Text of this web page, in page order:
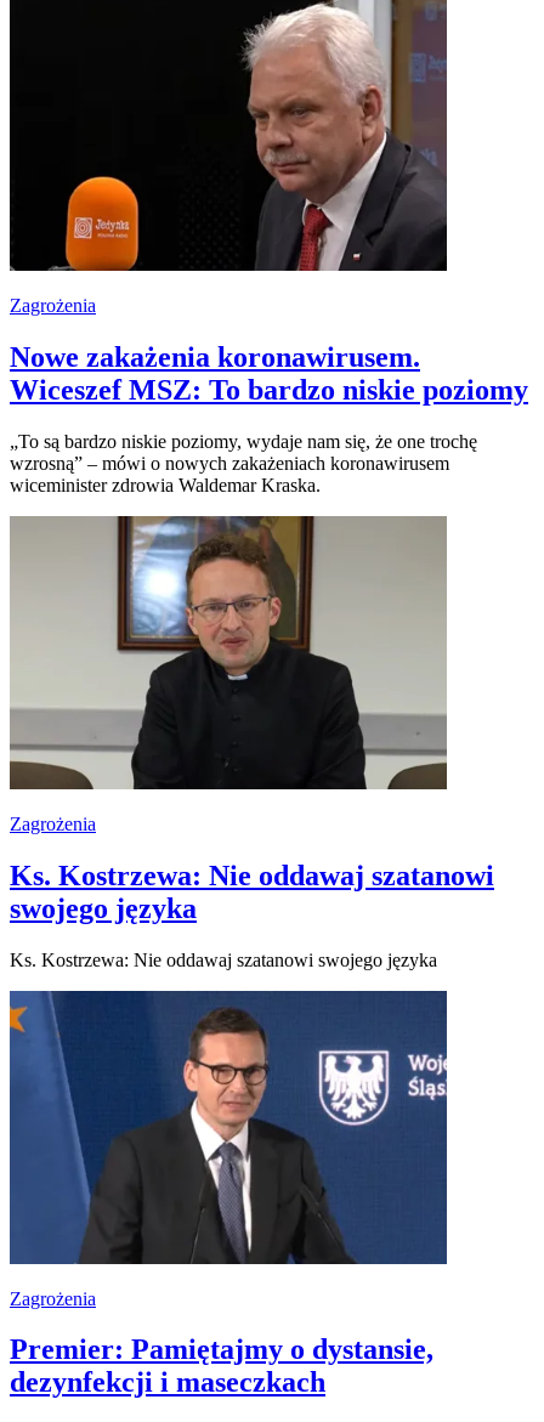
Zagrożenia
Nowe zakażenia koronawirusem.
Wiceszef MSZ: To bardzo niskie poziomy
„To są bardzo niskie poziomy, wydaje nam się, że one trochę
wzrosną” – mówi o nowych zakażeniach koronawirusem
wiceminister zdrowia Waldemar Kraska.
Zagrożenia
Ks. Kostrzewa: Nie oddawaj szatanowi
swojego języka
Ks. Kostrzewa: Nie oddawaj szatanowi swojego języka
Zagrożenia
Premier: Pamiętajmy o dystansie,
dezynfekcji i maseczkach